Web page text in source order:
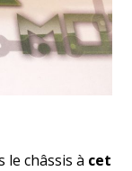
le châssis à cet